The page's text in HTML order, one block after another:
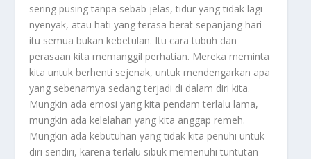
sering pusing tanpa sebab jelas, tidur yang tidak lagi
nyenyak, atau hati yang terasa berat sepanjang hari—
itu semua bukan kebetulan. Itu cara tubuh dan
perasaan kita memanggil perhatian. Mereka meminta
kita untuk berhenti sejenak, untuk mendengarkan apa
yang sebenarnya sedang terjadi di dalam diri kita.
Mungkin ada emosi yang kita pendam terlalu lama,
mungkin ada kelelahan yang kita anggap remeh.
Mungkin ada kebutuhan yang tidak kita penuhi untuk
diri sendiri, karena terlalu sibuk memenuhi tuntutan